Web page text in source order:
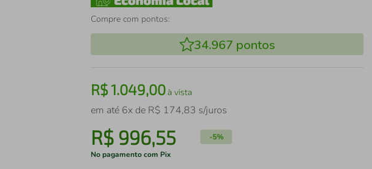
Compre com pontos:
34.967 pontos
R$1.049,00à vista
em até 6x de R$ 174,83 s/juros
R$ 996,55 -5%
No pagamento com Pix